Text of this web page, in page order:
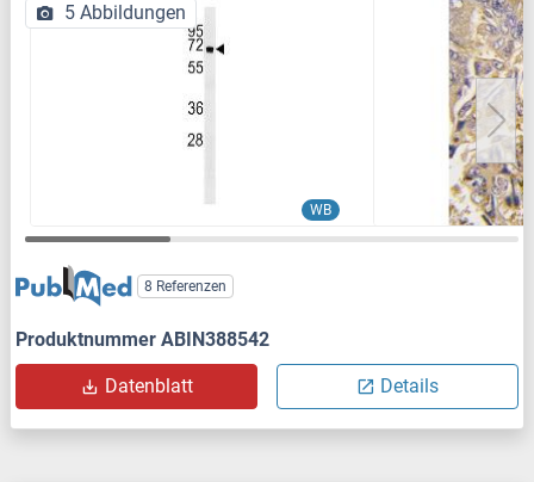
WB
5 Abbildungen
8 Referenzen
Produktnummer ABIN388542
Datenblatt Details